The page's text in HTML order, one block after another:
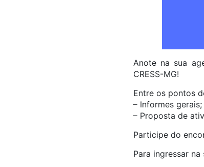
Anote na sua
CRESS-MG!
Entre os pontos
– Informes gerais;
– Proposta de
Participe do
Para ingressar